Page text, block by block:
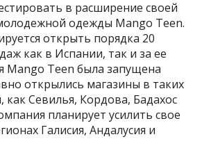
в расширение своей
одежды Mango Teen.
открыть порядка 20
как в Испании, так и за ее
Mango Teen была запущена
открылись магазины в таких
как Севилья, Кордова, Бадахос
планирует усилить свое
Галисия, Андалусия и